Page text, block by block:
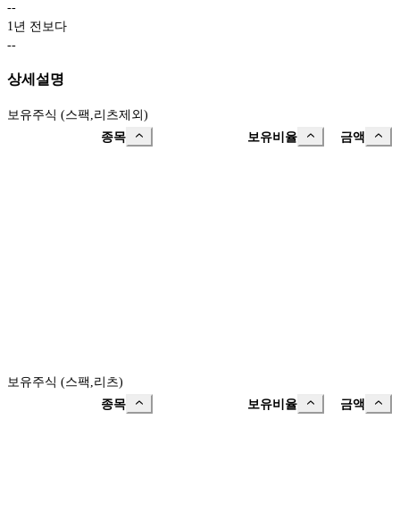
--
1년 전보다
--
상세설명
보유주식 (스팩,리츠제외)
종목
보유비율 금액
보유주식 (스팩,리츠)
종목
보유비율 금액